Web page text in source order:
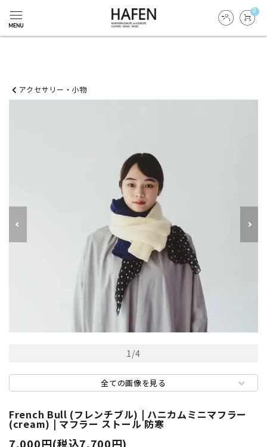
0
アクセサリー・小物
1/4
全ての画像を見る
French Bull (フレンチブル) | ハニカムミニマフラー
(cream) | マフラー ストール 防寒
7,000円(税込7,700円)